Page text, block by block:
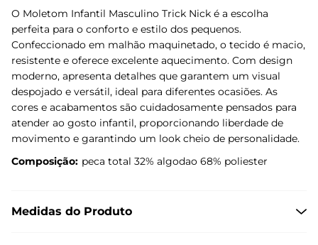
O Moletom Infantil Masculino Trick Nick é a escolha
perfeita para o conforto e estilo dos pequenos.
Confeccionado em malhão maquinetado, o tecido é macio,
resistente e oferece excelente aquecimento. Com design
moderno, apresenta detalhes que garantem um visual
despojado e versátil, ideal para diferentes ocasiões. As
cores e acabamentos são cuidadosamente pensados para
atender ao gosto infantil, proporcionando liberdade de
movimento e garantindo um look cheio de personalidade.
Composição: peca total 32% algodao 68% poliester
Medidas do Produto